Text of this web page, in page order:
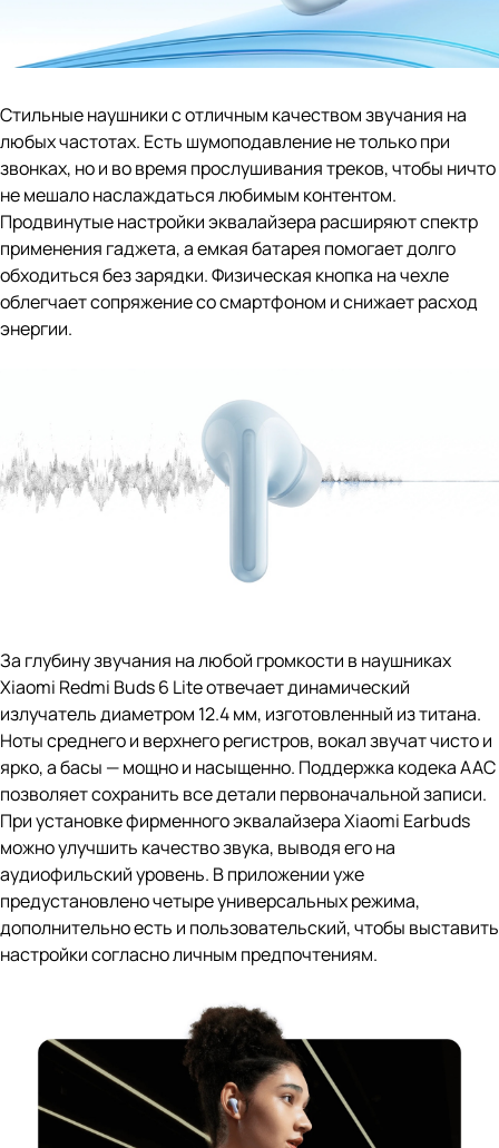
Стильные наушники с отличным качеством звучания на
любых частотах. Есть шумоподавление не только при
звонках, но и во время прослушивания треков, чтобы ничто
не мешало наслаждаться любимым контентом.
Продвинутые настройки эквалайзера расширяют спектр
применения гаджета, а емкая батарея помогает долго
обходиться без зарядки. Физическая кнопка на чехле
облегчает сопряжение со смартфоном и снижает расход
энергии.
За глубину звучания на любой громкости в наушниках
Xiaomi Redmi Buds 6 Lite отвечает динамический
излучатель диаметром 12.4 мм, изготовленный из титана.
Ноты среднего и верхнего регистров, вокал звучат чисто и
ярко, а басы — мощно и насыщенно. Поддержка кодека AAC
позволяет сохранить все детали первоначальной записи.
При установке фирменного эквалайзера Xiaomi Earbuds
можно улучшить качество звука, выводя его на
аудиофильский уровень. В приложении уже
предустановлено четыре универсальных режима,
дополнительно есть и пользовательский, чтобы выставить
настройки согласно личным предпочтениям.